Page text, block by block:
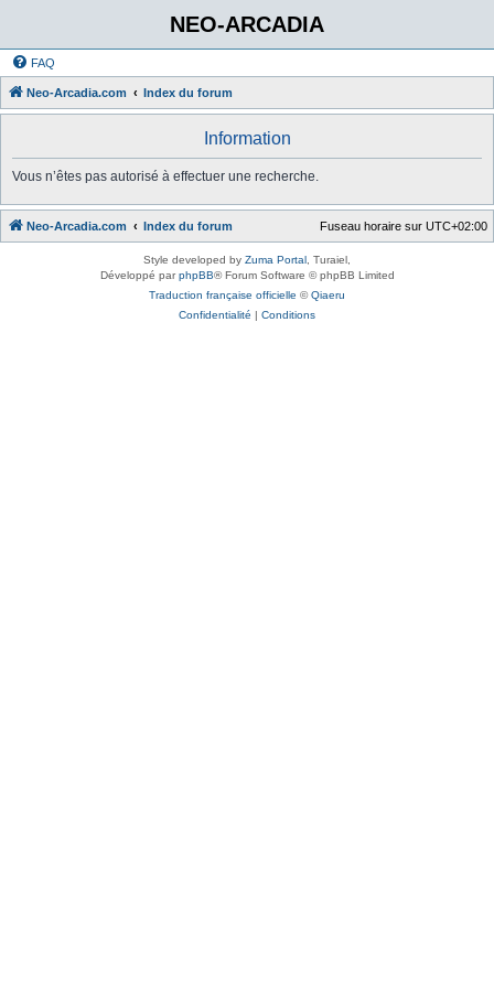
NEO-ARCADIA
FAQ
Neo-Arcadia.com Index du forum
Information
Vous n’êtes pas autorisé à effectuer une recherche.
Neo-Arcadia.com Index du forum Fuseau horaire sur UTC+02:00
Style developed by Zuma Portal , Turaiel,
Développé parphpBB® Forum Software © phpBB Limited
Traduction française officielle ©Qiaeru
Confidentialité | Conditions